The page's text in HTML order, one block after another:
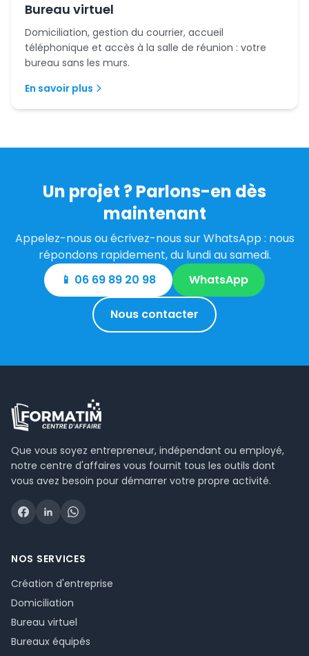
Bureau virtuel
Domiciliation, gestion du courrier, accueil
téléphonique et accès à la salle de réunion : votre
bureau sans les murs.
En savoir plus
Un projet ? Parlons-en dès
maintenant
Appelez-nous ou écrivez-nous sur WhatsApp : nous
répondons rapidement, du lundi au samedi.
📱 06 69 89 20 98
WhatsApp
Nous contacter
Que vous soyez entrepreneur, indépendant ou employé,
notre centre d'affaires vous fournit tous les outils dont
vous avez besoin pour démarrer votre propre activité.
NOS SERVICES
Création d'entreprise
Domiciliation
Bureau virtuel
Bureaux équipés